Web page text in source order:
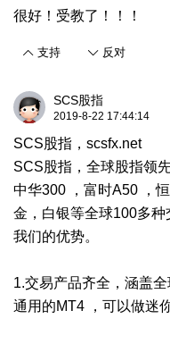
很好！受教了！！！
支持 反对
SCS股指
2019-8-22 17:44:14
SCS股指，scsfx.net
SCS股指，全球股指领
中华300 ，富时A50 ，
金，白银等全球100多种
我们的优势。
1.交易产品齐全，涵盖
通用的MT4 ，可以做迷